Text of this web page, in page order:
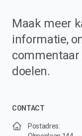
Maak meer
informatie,
commentaar
doelen.
CONTACT
Postadres: